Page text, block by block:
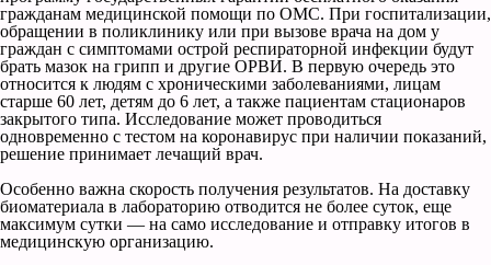
гражданам медицинской помощи по ОМС. При госпитализации,
обращении в поликлинику или при вызове врача на дом у
граждан с симптомами острой респираторной инфекции будут
брать мазок на грипп и другие ОРВИ. В первую очередь это
относится к людям с хроническими заболеваниями, лицам
старше 60 лет, детям до 6 лет, а также пациентам стационаров
закрытого типа. Исследование может проводиться
одновременно с тестом на коронавирус при наличии показаний,
решение принимает лечащий врач.
Особенно важна скорость получения результатов. На доставку
биоматериала в лабораторию отводится не более суток, еще
максимум сутки — на само исследование и отправку итогов в
медицинскую организацию.